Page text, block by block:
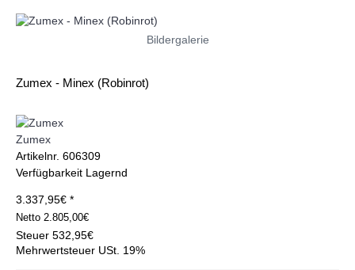
Bildergalerie
Zumex - Minex (Robinrot)
Zumex
Artikelnr. 606309
Verfügbarkeit Lagernd
3.337,95€ *
Netto 2.805,00€
Steuer 532,95€
Mehrwertsteuer USt. 19%